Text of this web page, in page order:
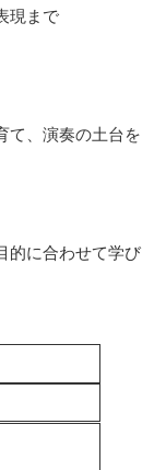
現まで
て、演奏の土台を
的に合わせて学び